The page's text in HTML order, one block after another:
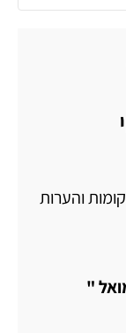
והערות
"